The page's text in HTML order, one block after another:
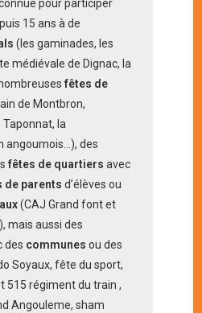
connue pour participer
15 ans à de
(les gaminades, les
médiévale de Dignac, la
fêtes de
de Montbron,
Taponnat, la
angoumois…), des
fêtes de quartiers avec
de parents d’élèves ou
(CAJ Grand font et
mais aussi des
des communes ou des
Soyaux, fête du sport,
515 régiment du train ,
Angouleme, sham